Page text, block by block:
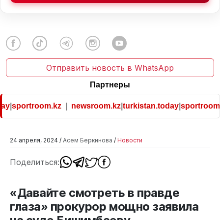
Отправить новость в WhatsApp
Партнеры
|sportroom.kz| newsroom.kz|turkistan.today|
24 апреля, 2024 / Асем Беркинова / Новости
Поделиться:
«Давайте смотреть в правде
глаза» прокурор мощно заявила